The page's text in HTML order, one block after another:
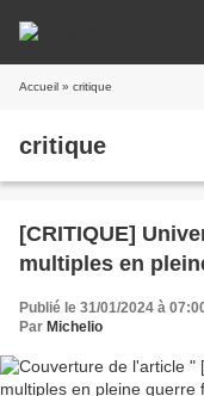
Accueil » critique
critique
[CRITIQUE]
multiples en
Publié le 31/01/2024 à
Par Michelio